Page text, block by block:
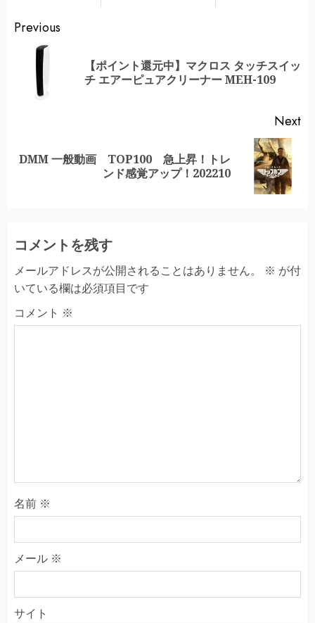
Continue
Reading
Previous
【ポイント還元中】マクロス タッチスイッ
チ エアーピュアクリーナー MEH-109
Next
Next
DMM 一般動画 TOP100 急上昇！トレ
ンド感覚アップ！202210
コメントを残す
メールアドレスが公開されることはありません。 ※ が付
いている欄は必須項目です
コメント ※
名前 ※
メール ※
サイト